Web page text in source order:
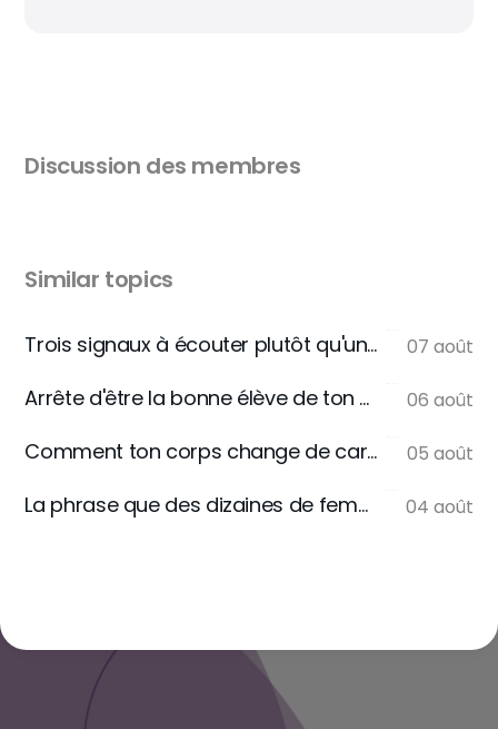
Discussion des membres
Similar topics
Trois signaux à écouter plutôt qu'une règle 07 août
Arrête d'être la bonne élève de ton assiette 06 août
Comment ton corps change de carburant 05 août
La phrase que des dizaines de femmes m'écrivent 04 août